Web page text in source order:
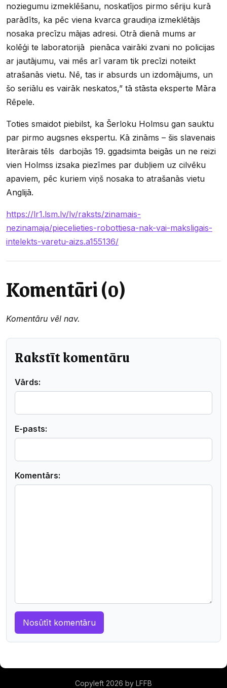
noziegumu izmeklēšanu, noskatījos pirmo sēriju kurā
parādīts, ka pēc viena kvarca graudiņa izmeklētājs
nosaka precīzu mājas adresi. Otrā dienā mums ar
kolēģi te laboratorijā pienāca vairāki zvani no policijas
ar jautājumu, vai mēs arī varam tik precīzi noteikt
atrašanās vietu. Nē, tas ir absurds un izdomājums, un
šo seriālu es vairāk neskatos,” tā stāsta eksperte Māra
Rēpele.
Toties smaidot piebilst, ka Šerloku Holmsu gan sauktu
par pirmo augsnes ekspertu. Kā zināms – šis slavenais
literārais tēls darbojās 19. ggadsimta beigās un ne reizi
vien Holmss izsaka piezīmes par dubļiem uz cilvēku
apaviem, pēc kuriem viņš nosaka to atrašanās vietu
Anglijā.
https://lr1.lsm.lv/lv/raksts/zinamais-
nezinamaja/piecelieties-robottiesa-nak-vai-maksligais-
intelekts-varetu-aizs.a155136/
Komentāri (0)
Komentāru vēl nav.
Rakstīt komentāru
Vārds:
E-pasts:
Komentārs:
Copyleft 2026 by LFFB